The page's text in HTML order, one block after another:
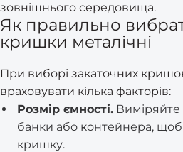
зовнішнього середовища.
Як правильно
кришки металічні
При виборі закаточних
враховувати кілька факторів:
Розмір ємності. Виміряйте
банки або контейнера, щоб
кришку.